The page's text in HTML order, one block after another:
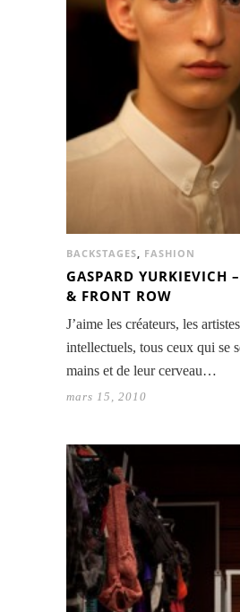
BACKSTAGES, FASHION
GASPARD YURKIEVICH
& FRONT ROW
J’aime les créateurs, les
intellectuels, tous ceux qui se
mains et de leur cerveau…
mars 15, 2010